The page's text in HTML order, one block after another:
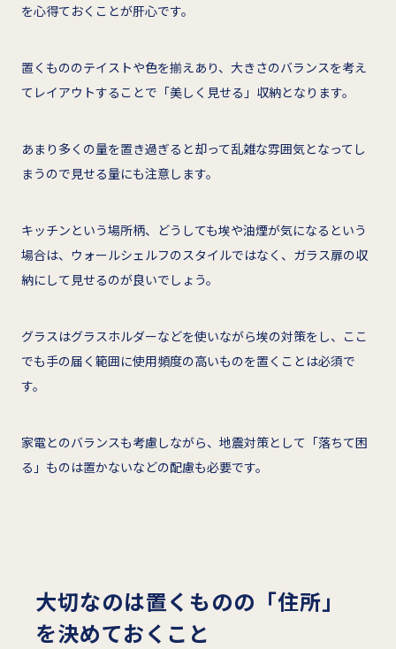
を心得ておくことが肝心です。
置くもののテイストや色を揃えあり、大きさのバランスを考え
てレイアウトすることで「美しく見せる」収納となります。
あまり多くの量を置き過ぎると却って乱雑な雰囲気となってし
まうので見せる量にも注意します。
キッチンという場所柄、どうしても埃や油煙が気になるという
場合は、ウォールシェルフのスタイルではなく、ガラス扉の収
納にして見せるのが良いでしょう。
グラスはグラスホルダーなどを使いながら埃の対策をし、ここ
でも手の届く範囲に使用頻度の高いものを置くことは必須で
す。
家電とのバランスも考慮しながら、地震対策として「落ちて困
る」ものは置かないなどの配慮も必要です。
大切なのは置くものの「住所」
を決めておくこと